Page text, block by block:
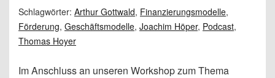
Schlagwörter: Arthur Gottwald, Finanzierungsmodelle,
Förderung, Geschäftsmodelle, Joachim Höper, Podcast,
Thomas Hoyer
Im Anschluss an unseren Workshop zum Thema